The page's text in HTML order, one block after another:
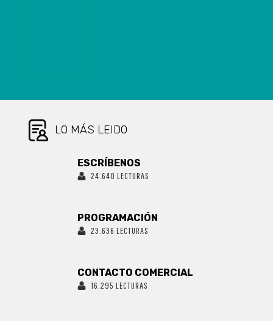
LO MÁS LEIDO
ESCRÍBENOS
24.640 LECTURAS
PROGRAMACIÓN
23.636 LECTURAS
CONTACTO COMERCIAL
16.295 LECTURAS